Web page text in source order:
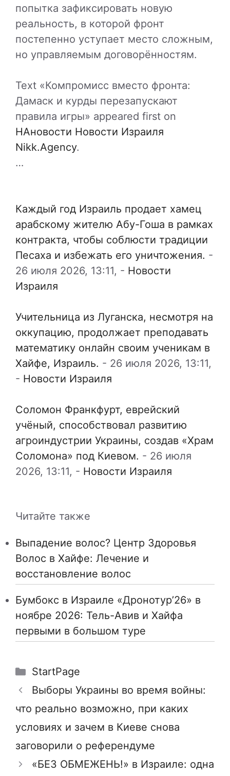
попытка зафиксировать новую
реальность, в которой фронт
постепенно уступает место сложным,
но управляемым договорённостям.
Text «Компромисс вместо фронта:
Дамаск и курды перезапускают
правила игры» appeared first on
НАновости Новости Израиля
Nikk.Agency.
…
Каждый год Израиль продает хамец
арабскому жителю Абу-Гоша в рамках
контракта, чтобы соблюсти традиции
Песаха и избежать его уничтожения. -
26 июля 2026, 13:11, - Новости
Израиля
Учительница из Луганска, несмотря на
оккупацию, продолжает преподавать
математику онлайн своим ученикам в
Хайфе, Израиль. - 26 июля 2026, 13:11,
- Новости Израиля
Соломон Франкфурт, еврейский
учёный, способствовал развитию
агроиндустрии Украины, создав «Храм
Соломона» под Киевом. - 26 июля
2026, 13:11, - Новости Израиля
Читайте также
Выпадение волос? Центр Здоровья
Волос в Хайфе: Лечение и
восстановление волос
Бумбокс в Израиле «Дронотур’26» в
ноябре 2026: Тель-Авив и Хайфа
первыми в большом туре
Рубрики
StartPage
Выборы Украины во время войны:
что реально возможно, при каких
условиях и зачем в Киеве снова
заговорили о референдуме
«БЕЗ ОБМЕЖЕНЬ!» в Израиле: одна